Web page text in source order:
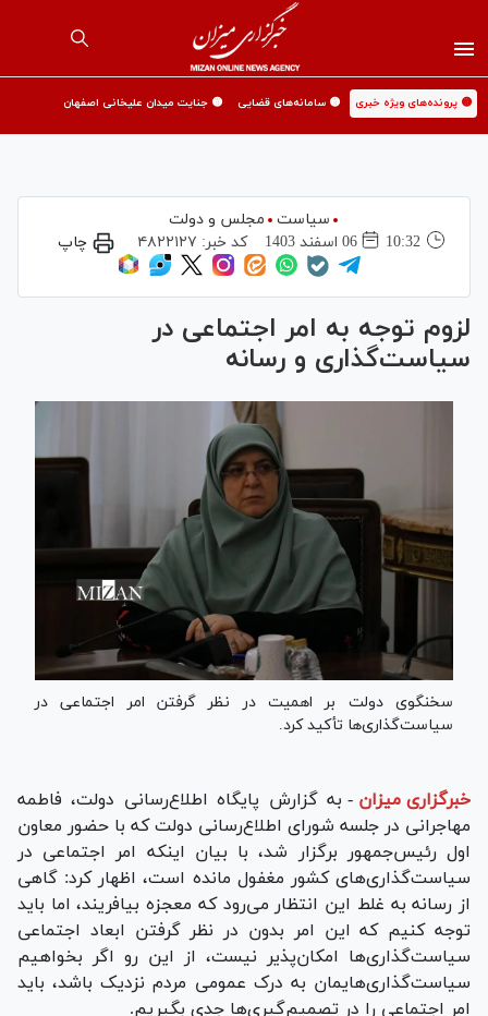
🟡 پرونده‌های ویژه خبری 🟡 سامانه‌های قضایی 🟡 جنایت میدان علیخانی اصفهان
سیاست
مجلس و دولت
10:32
06 اسفند 1403 کد خبر: ۴۸۲۲۱۲۷ چاپ
لزوم توجه به امر اجتماعی در
سیاست‌گذاری و رسانه
سخنگوی دولت بر اهمیت در نظر گرفتن امر اجتماعی در
سیاست‌گذاری‌ها تأکید کرد.
خبرگزاری میزان - به گزارش پایگاه اطلاع‌رسانی دولت، فاطمه
مهاجرانی در جلسه شورای اطلاع‌رسانی دولت که با حضور معاون
اول رئیس‌جمهور برگزار شد، با بیان اینکه امر اجتماعی در
سیاست‌گذاری‌های کشور مغفول مانده است، اظهار کرد: گاهی
از رسانه به غلط این انتظار می‌رود که معجزه بیافریند، اما باید
توجه کنیم که این امر بدون در نظر گرفتن ابعاد اجتماعی
سیاست‌گذاری‌ها امکان‌پذیر نیست، از این رو اگر بخواهیم
سیاست‌گذاری‌هایمان به درک عمومی مردم نزدیک باشد، باید
امر اجتماعی را در تصمیم‌گیری‌ها جدی بگیریم.